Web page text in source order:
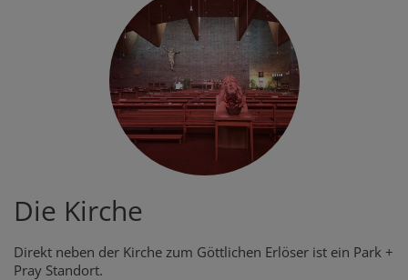
Die Kirche
Direkt neben der Kirche zum Göttlichen Erlöser ist ein Park +
Pray Standort.